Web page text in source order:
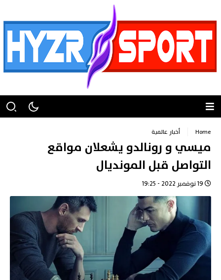
Home أخبار عالمية
ميسي و رونالدو يشعلان مواقع
التواصل قبل المونديال